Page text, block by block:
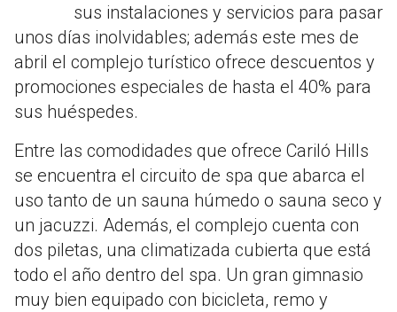
sus instalaciones y servicios para pasar
unos días inolvidables; además este mes de
abril el complejo turístico ofrece descuentos y
promociones especiales de hasta el 40% para
sus huéspedes.
Entre las comodidades que ofrece Cariló Hills
se encuentra el circuito de spa que abarca el
uso tanto de un sauna húmedo o sauna seco y
un jacuzzi. Además, el complejo cuenta con
dos piletas, una climatizada cubierta que está
todo el año dentro del spa. Un gran gimnasio
muy bien equipado con bicicleta, remo y